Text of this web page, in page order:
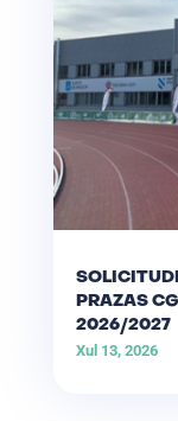
PRAZAS
2026/2027
Xul 13, 2026